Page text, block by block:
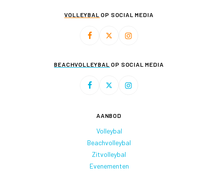
VOLLEYBAL OP SOCIAL MEDIA
BEACHVOLLEYBAL OP SOCIAL MEDIA
AANBOD
Volleybal
Beachvolleybal
Zitvolleybal
Evenementen